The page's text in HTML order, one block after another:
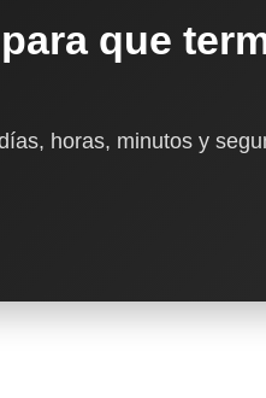
que
horas, minutos y